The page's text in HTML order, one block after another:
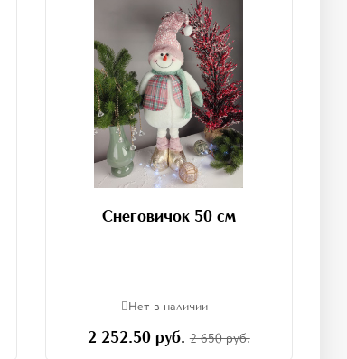
Снеговичок 50 см
Нет в наличии
2 252.50 руб. 2 650 руб.